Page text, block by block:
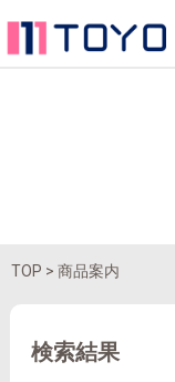
TOP > 商品案内
検索結果